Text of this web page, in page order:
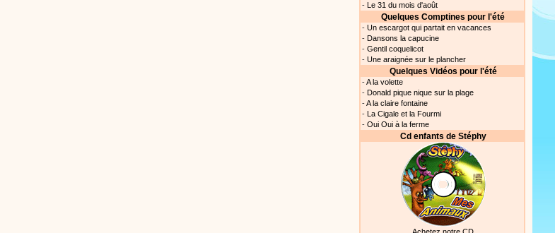
- Le 31 du mois d'août
Quelques Comptines pour l'été
- Un escargot qui partait en vacances
- Dansons la capucine
- Gentil coquelicot
- Une araignée sur le plancher
Quelques Vidéos pour l'été
-A la volette
- Donald pique nique sur la plage
-A la claire fontaine
- La Cigale et la Fourmi
- Oui Oui à la ferme
Cd enfants de Stéphy